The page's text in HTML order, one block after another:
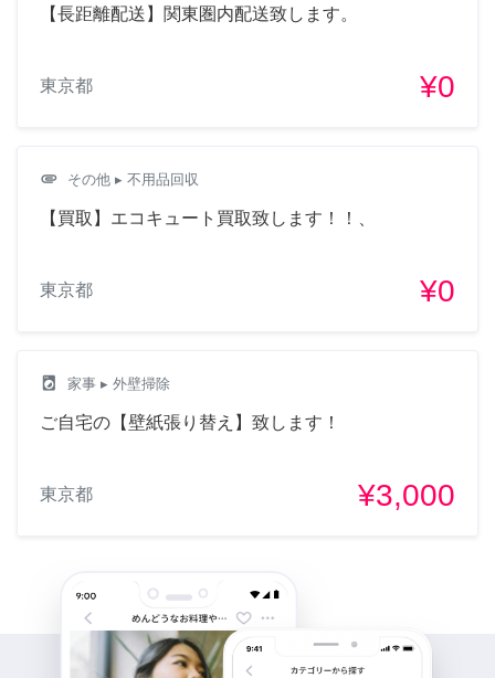
【長距離配送】関東圏内配送致します。
東京都 ¥0
attachment その他 ▸ 不用品回収
【買取】エコキュート買取致します！！、
東京都 ¥0
local_laundry_service 家事 ▸ 外壁掃除
ご自宅の【壁紙張り替え】致します！
東京都 ¥3,000